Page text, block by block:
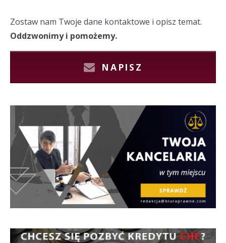
Zostaw nam Twoje dane kontaktowe i opisz temat.
Oddzwonimy i pomożemy.
NAPISZ